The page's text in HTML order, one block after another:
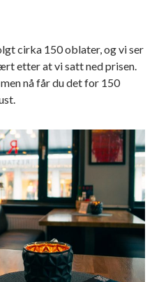
cirka 150 oblater, og vi ser
etter at vi satt ned prisen.
nå får du det for 150